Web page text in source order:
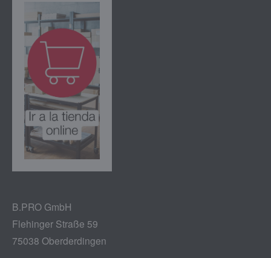
B.PRO GmbH
Flehinger Straße 59
75038 Oberderdingen